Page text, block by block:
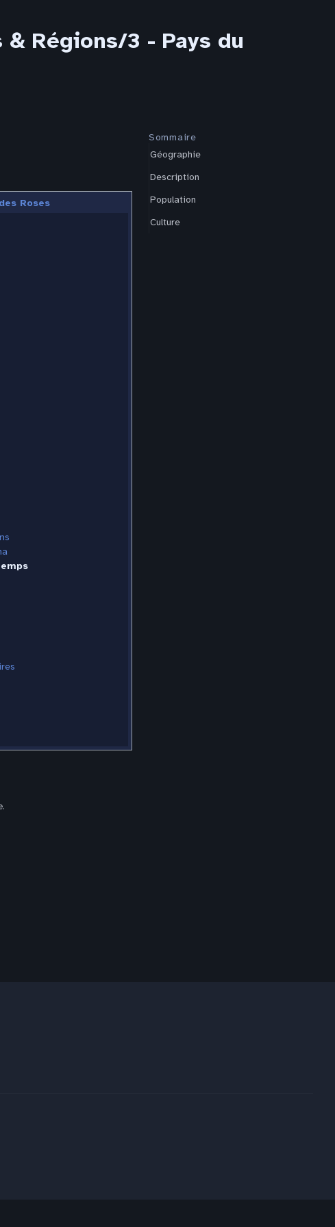
Régions/3 - Pays du
Roses
Sommaire
Géographie
Description
Population
Culture